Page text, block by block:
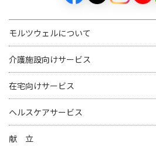
モルツウェルについて
介護施設向けサービス
在宅向けサービス
ヘルスケアサービス
献 立